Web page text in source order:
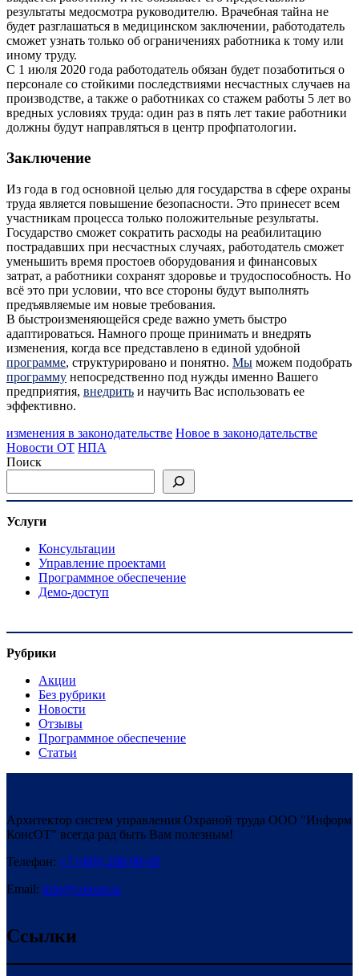
результаты медосмотра руководителю. Врачебная тайна не
будет разглашаться в медицинском заключении, работодатель
сможет узнать только об ограничениях работника к тому или
иному труду.
С 1 июля 2020 года работодатель обязан будет позаботиться о
персонале со стойкими последствиями несчастных случаев на
производстве, а также о работниках со стажем работы 5 лет во
вредных условиях труда: один раз в пять лет такие работники
должны будут направляться в центр профпатологии.
Заключение
Из года в год основной целью для государства в сфере охраны
труда является повышение безопасности. Это принесет всем
участникам процесса только положительные результаты.
Государство сможет сократить расходы на реабилитацию
пострадавших при несчастных случаях, работодатель сможет
уменьшить время простоев оборудования и финансовых
затрат, а работники сохранят здоровье и трудоспособность. Но
всё это при условии, что все стороны будут выполнять
предъявляемые им новые требования.
В быстроизменяющейся среде важно уметь быстро
адаптироваться. Намного проще принимать и внедрять
изменения, когда все представлено в единой удобной
программе, структурировано и понятно. Мы можем подобрать
программу непосредственно под нужды именно Вашего
предприятия, внедрить и научить Вас использовать ее
эффективно.
изменения в законодательстве Новое в законодательстве
Новости ОТ НПА
Поиск
Услуги
Консультации
Управление проектами
Программное обеспечение
Демо-доступ
Рубрики
Акции
Без рубрики
Новости
Отзывы
Программное обеспечение
Статьи
Архитектор систем управления Охраной труда ООО "Информ
КонсОТ" всегда рад быть Вам полезным!
Телефон: +7 (499) 288-98-08
Email: info@consot.ru
Ссылки